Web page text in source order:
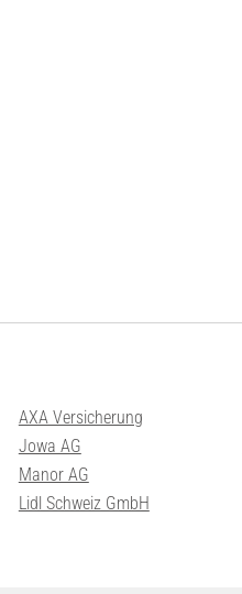
AXA Versicherung
Jowa AG
Manor AG
Lidl Schweiz GmbH